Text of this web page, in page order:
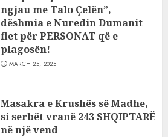
ngjau me Talo Çelën”,
dëshmia e Nuredin Dumanit
flet për PERSONAT që e
plagosën!
MARCH 25, 2025
Masakra e Krushës së Madhe,
si serbët vranë 243 SHQIPTARË
në një vend